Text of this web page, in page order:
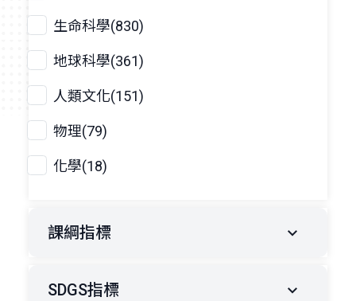
生命科學(830)
地球科學(361)
人類文化(151)
物理(79)
化學(18)
課綱指標
SDGS指標